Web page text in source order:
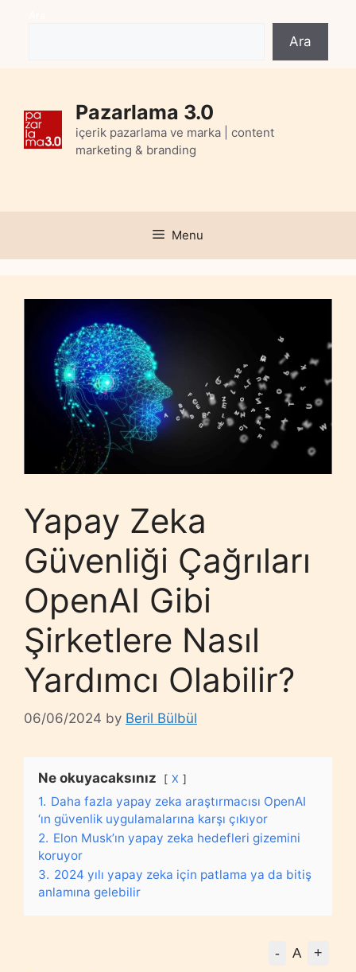
Ara
Pazarlama 3.0
içerik pazarlama ve marka | content
marketing & branding
Menu
Yapay Zeka
Güvenliği Çağrıları
OpenAI Gibi
Şirketlere Nasıl
Yardımcı Olabilir?
06/06/2024 by Beril Bülbül
Ne okuyacaksınız X
1. Daha fazla yapay zeka araştırmacısı OpenAI
‘ın güvenlik uygulamalarına karşı çıkıyor
2. Elon Musk’ın yapay zeka hedefleri gizemini
koruyor
3. 2024 yılı yapay zeka için patlama ya da bitiş
anlamına gelebilir
- A +